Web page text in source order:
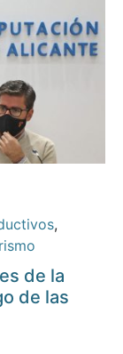
,
de la
de las